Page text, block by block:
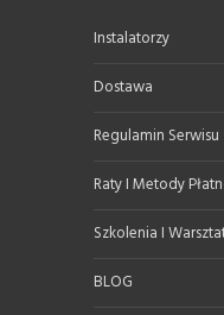
Instalatorzy
Dostawa
Regulamin Serwisu
Raty I Metody
Szkolenia I
BLOG